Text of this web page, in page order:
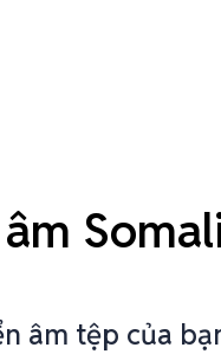
âm tệp của